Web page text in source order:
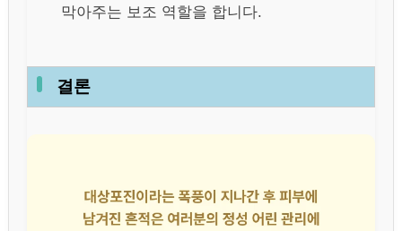
막아주는 보조 역할을 합니다.
결론